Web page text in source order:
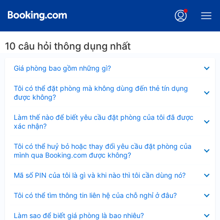
10 câu hỏi thông dụng nhất
Giá phòng bao gồm những gì?
thu
Tôi có thể đặt phòng mà không dùng đến thẻ tín dụng
được không?
thu
gọn
Làm thế nào để biết yêu cầu đặt phòng của tôi đã được
xác nhận?
thu
gọn
Tôi có thể huỷ bỏ hoặc thay đổi yêu cầu đặt phòng của
mình qua Booking.com được không?
thu
gọn
Mã số PIN của tôi là gì và khi nào thì tôi cần dùng nó?
thu
Tôi có thể tìm thông tin liên hệ của chỗ nghỉ ở đâu?
thu
Làm sao để biết giá phòng là bao nhiêu?
thu